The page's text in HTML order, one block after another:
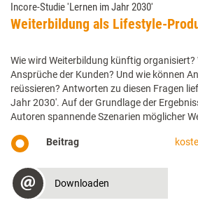
Incore-Studie 'Lernen im Jahr 2030'
Weiterbildung als Lifestyle-
Wie wird Weiterbildung künftig organisiert?
Ansprüche der Kunden? Und wie können
reüssieren? Antworten zu diesen Fragen
Jahr 2030'. Auf der Grundlage der
Autoren spannende Szenarien möglicher
Beitrag
Downloaden